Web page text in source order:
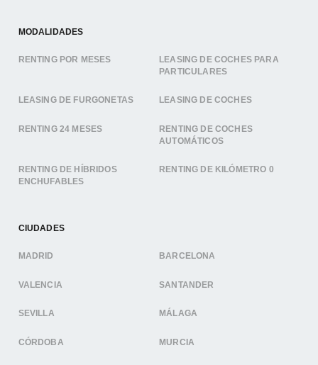
MODALIDADES
RENTING POR MESES
LEASING DE COCHES PARA
PARTICULARES
LEASING DE FURGONETAS LEASING DE COCHES
RENTING 24 MESES
RENTING DE COCHES
AUTOMÁTICOS
RENTING DE HÍBRIDOS
ENCHUFABLES
RENTING DE KILÓMETRO 0
CIUDADES
MADRID BARCELONA
VALENCIA SANTANDER
SEVILLA MÁLAGA
CÓRDOBA MURCIA